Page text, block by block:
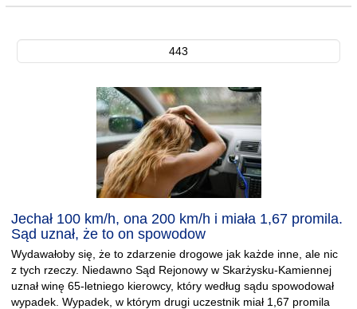
443
Jechał 100 km/h, ona 200 km/h i miała 1,67 promila.
Sąd uznał, że to on spowodow
Wydawałoby się, że to zdarzenie drogowe jak każde inne, ale nic
z tych rzeczy. Niedawno Sąd Rejonowy w Skarżysku-Kamiennej
uznał winę 65-letniego kierowcy, który według sądu spowodował
wypadek. Wypadek, w którym drugi uczestnik miał 1,67 promila